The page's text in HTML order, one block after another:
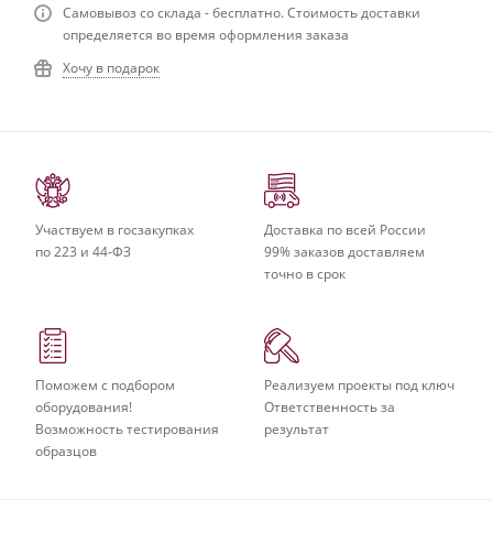
Самовывоз со склада - бесплатно. Стоимость доставки
определяется во время оформления заказа
Хочу в подарок
Участвуем в госзакупках
по 223 и 44-ФЗ
Доставка по всей России
99% заказов доставляем
точно в срок
Поможем с подбором
оборудования!
Возможность тестирования
образцов
Реализуем проекты под ключ
Ответственность за
результат